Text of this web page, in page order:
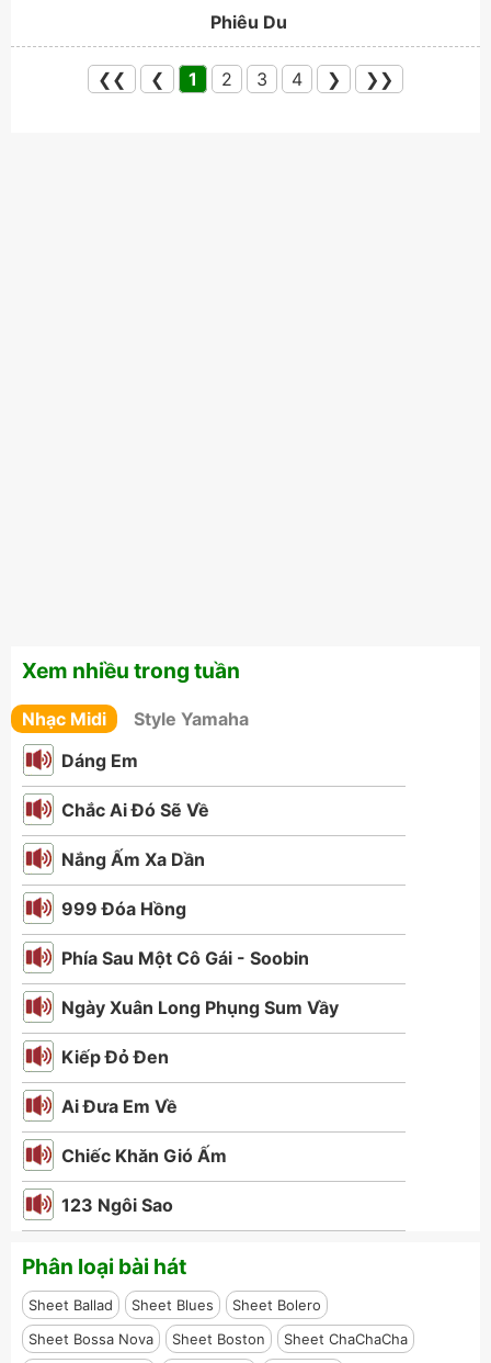
Phiêu Du
❮❮ ❮ 1 2 3 4 ❯ ❯❯
Xem nhiều trong tuần
Nhạc Midi
Style Yamaha
Dáng Em
Chắc Ai Đó Sẽ Về
Nắng Ấm Xa Dần
999 Đóa Hồng
Phía Sau Một Cô Gái - Soobin
Ngày Xuân Long Phụng Sum Vầy
Kiếp Đỏ Đen
Ai Đưa Em Về
Chiếc Khăn Gió Ấm
123 Ngôi Sao
Phân loại bài hát
Sheet Ballad Sheet Blues
Sheet Bolero
Sheet Bossa Nova
Sheet Boston
Sheet ChaChaCha